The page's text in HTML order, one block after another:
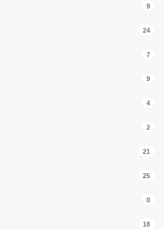
9
24
7
9
4
2
21
25
0
18